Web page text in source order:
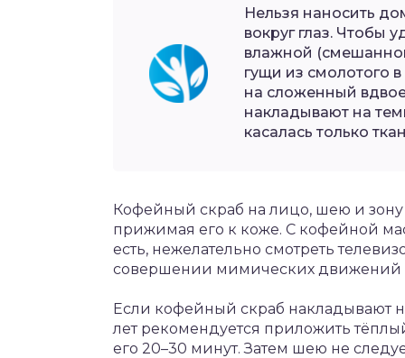
Нельзя наносить
вокруг глаз. Чтобы
влажной
гущи из смолотого
на сложенный
накладывают на
касалась только
Кофейный скраб на лицо, шею и зону
прижимая его к коже. С кофейной
есть, нежелательно смотреть
совершении мимических движений
Если кофейный скраб накладывают
лет рекомендуется приложить
его 20–30 минут. Затем шею не